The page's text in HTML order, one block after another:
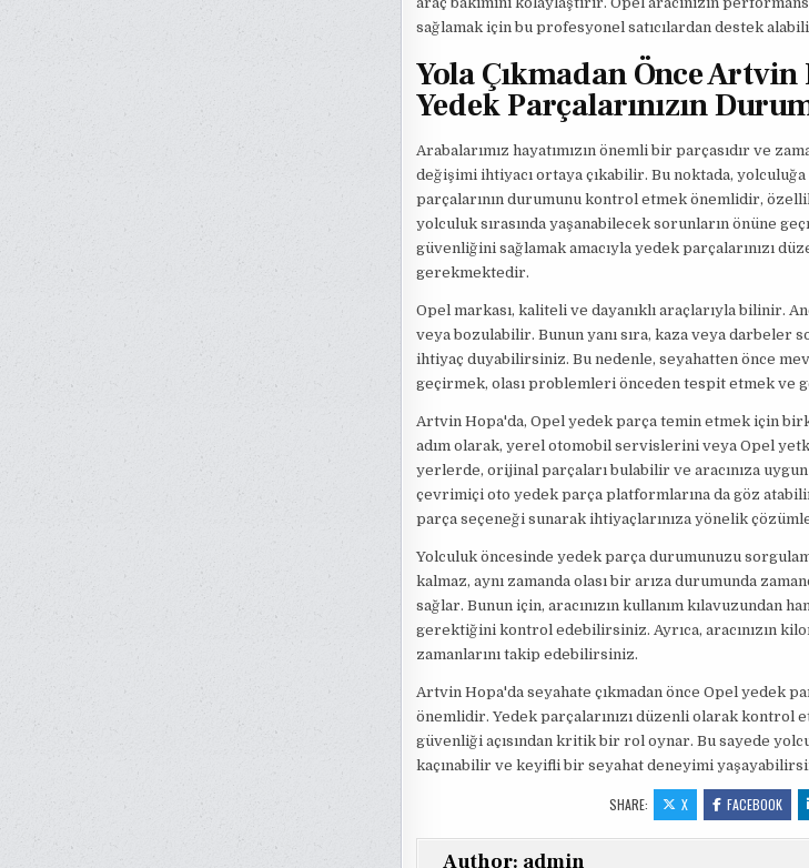
sağlamak için bu profesyonel satıcılardan destek
Yola Çıkmadan Önce Artvin
Yedek Parçalarınızın
Arabalarımız hayatımızın önemli bir parçasıdır ve
değişimi ihtiyacı ortaya çıkabilir. Bu noktada,
parçalarının durumunu kontrol etmek önemlidir,
yolculuk sırasında yaşanabilecek sorunların önüne
güvenliğini sağlamak amacıyla yedek parçalarınızı
gerekmektedir.
Opel markası, kaliteli ve dayanıklı araçlarıyla bilinir.
veya bozulabilir. Bunun yanı sıra, kaza veya darbeler
ihtiyaç duyabilirsiniz. Bu nedenle, seyahatten önce
geçirmek, olası problemleri önceden tespit etmek ve
Artvin Hopa'da, Opel yedek parça temin etmek için
adım olarak, yerel otomobil servislerini veya Opel
yerlerde, orijinal parçaları bulabilir ve aracınıza
çevrimiçi oto yedek parça platformlarına da göz
parça seçeneği sunarak ihtiyaçlarınıza yönelik
Yolculuk öncesinde yedek parça durumunuzu
kalmaz, aynı zamanda olası bir arıza durumunda
sağlar. Bunun için, aracınızın kullanım kılavuzundan
gerektiğini kontrol edebilirsiniz. Ayrıca, aracınızın
zamanlarını takip edebilirsiniz.
Artvin Hopa'da seyahate çıkmadan önce Opel yedek
önemlidir. Yedek parçalarınızı düzenli olarak kontrol
güvenliği açısından kritik bir rol oynar. Bu sayede
kaçınabilir ve keyifli bir seyahat deneyimi
SHARE: X FACEBOOK
Author: admin